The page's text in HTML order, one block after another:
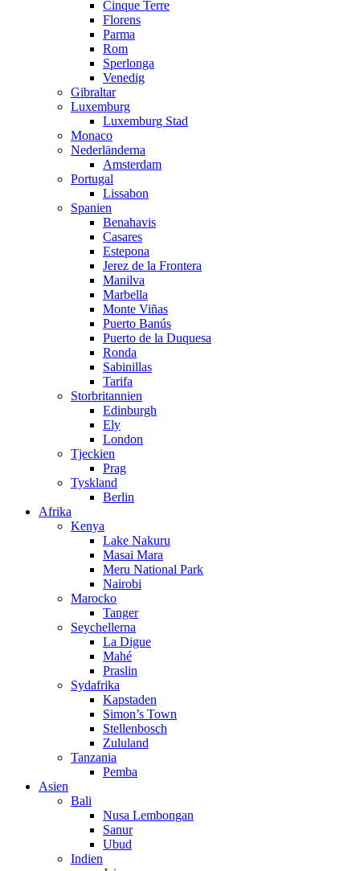
Cinque Terre
Florens
Parma
Rom
Sperlonga
Venedig
Gibraltar
Luxemburg
Luxemburg Stad
Monaco
Nederländerna
Amsterdam
Portugal
Lissabon
Spanien
Benahavis
Casares
Estepona
Jerez de la Frontera
Manilva
Marbella
Monte Viñas
Puerto Banús
Puerto de la Duquesa
Ronda
Sabinillas
Tarifa
Storbritannien
Edinburgh
Ely
London
Tjeckien
Prag
Tyskland
Berlin
Afrika
Kenya
Lake Nakuru
Masai Mara
Meru National Park
Nairobi
Marocko
Tanger
Seychellerna
La Digue
Mahé
Praslin
Sydafrika
Kapstaden
Simon’s Town
Stellenbosch
Zululand
Tanzania
Pemba
Asien
Bali
Nusa Lembongan
Sanur
Ubud
Indien